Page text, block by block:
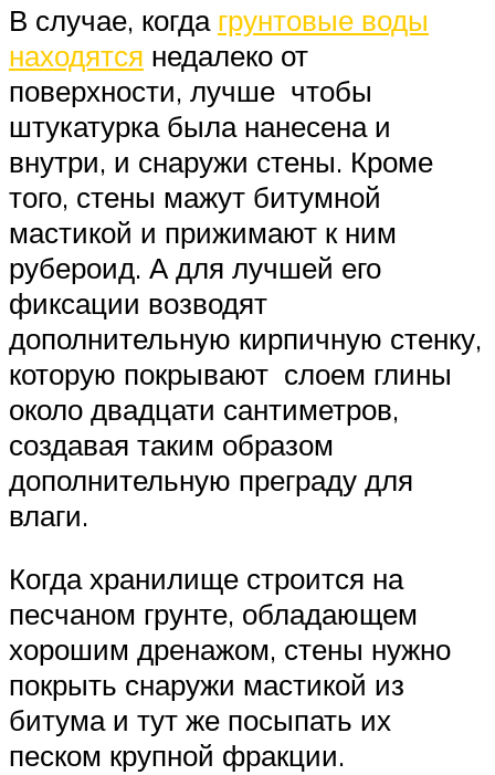
В случае, когда грунтовые воды
находятся недалеко от
поверхности, лучше чтобы
штукатурка была нанесена и
внутри, и снаружи стены. Кроме
того, стены мажут битумной
мастикой и прижимают к ним
рубероид. А для лучшей его
фиксации возводят
дополнительную кирпичную стенку,
которую покрывают слоем глины
около двадцати сантиметров,
создавая таким образом
дополнительную преграду для
влаги.
Когда хранилище строится на
песчаном грунте, обладающем
хорошим дренажом, стены нужно
покрыть снаружи мастикой из
битума и тут же посыпать их
песком крупной фракции.